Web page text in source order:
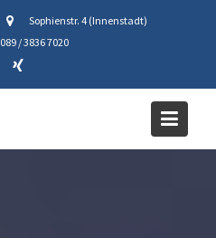
Sophienstr. 4 (Innenstadt)
089 / 3836 7020